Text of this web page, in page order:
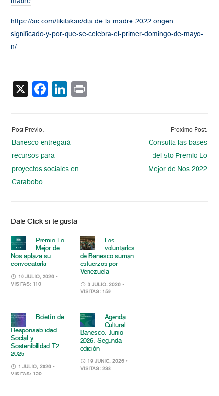
madre
https://as.com/tikitakas/dia-de-la-madre-2022-origen-
significado-y-por-que-se-celebra-el-primer-domingo-de-mayo-
n/
X Facebook
LinkedIn
Post Previo:
Banesco entregará
recursos para
proyectos sociales en
Carabobo
Proximo Post:
Consulta las bases
del 5to Premio Lo
Mejor de Nos 2022
Dale Click si te gusta
Premio Lo
Mejor de
Nos aplaza su
convocatoria
10 JULIO, 2026 •
VISITAS: 110
Los
voluntarios
de Banesco suman
esfuerzos por
Venezuela
6 JULIO, 2026 •
VISITAS: 159
Boletín de
Responsabilidad
Social y
Sostenibilidad T2
2026
1 JULIO, 2026 •
VISITAS: 129
Agenda
Cultural
Banesco. Junio
2026. Segunda
edición
19 JUNIO, 2026 •
VISITAS: 238